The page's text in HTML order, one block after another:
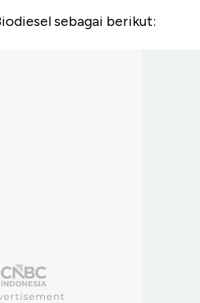
sebagai berikut: